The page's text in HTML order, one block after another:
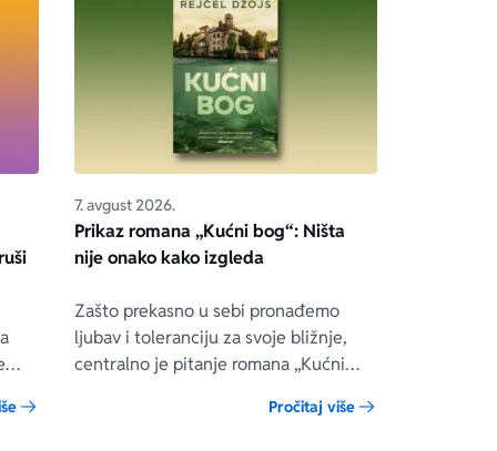
7. avgust 2026.
Prikaz romana „Kućni bog“: Ništa
nije onako kako izgleda
Zašto prekasno u sebi pronađemo
ljubav i toleranciju za svoje bližnje,
centralno je pitanje romana „Kućni
kojem se prepliću teme porodice,
Pročitaj više